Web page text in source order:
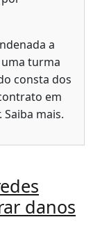
a
turma
consta dos
em
mais.
danos